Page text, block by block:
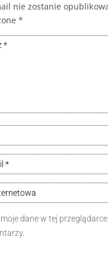
nie zostanie
*
dane w tej